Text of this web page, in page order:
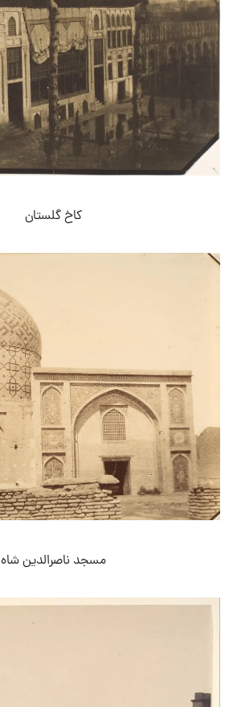
کاخ گلستان
‌مسجد ناصرالدین شاه